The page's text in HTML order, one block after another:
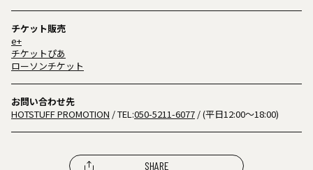
チケット販売
e+
チケットぴあ
ローソンチケット
お問い合わせ先
HOTSTUFF PROMOTION / TEL:050-5211-6077 / (平日12:00～18:00)
SHARE